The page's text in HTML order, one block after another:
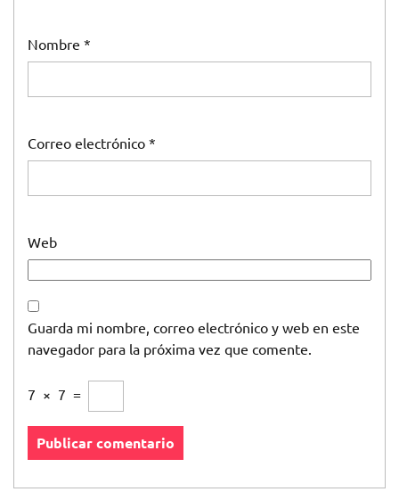
Nombre *
Correo electrónico *
Web
Guarda mi nombre, correo electrónico y web en este
navegador para la próxima vez que comente.
7 × 7 =